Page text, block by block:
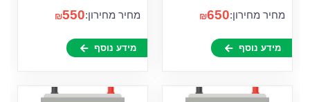
מחיר מחירון: ₪650
מידע נוסף
מחיר מחירון: ₪550
מידע נוסף